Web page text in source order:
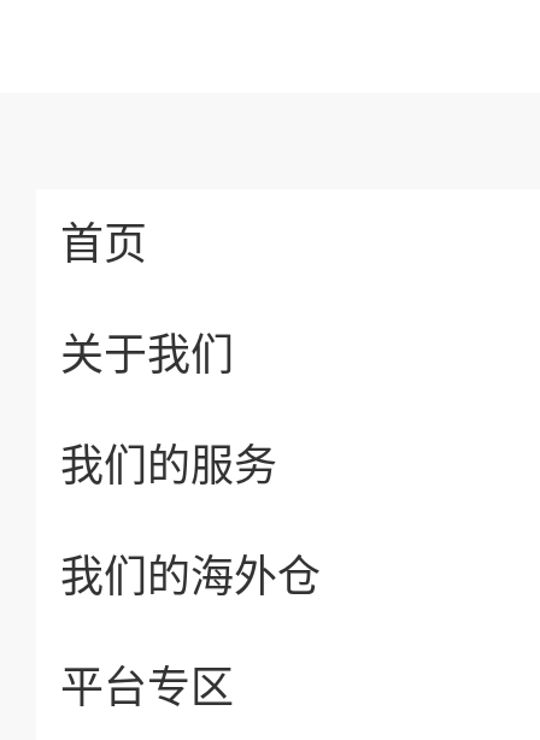
首页
关于我们
我们的服务
我们的海外仓
平台专区